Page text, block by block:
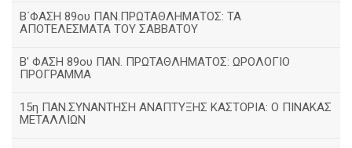
Β΄ΦΑΣΗ 89ου ΠΑΝ.ΠΡΩΤΑΘΛΗΜΑΤΟΣ: ΤΑ
ΑΠΟΤΕΛΕΣΜΑΤΑ ΤΟΥ ΣΑΒΒΑΤΟΥ
Β' ΦΑΣΗ 89ου ΠΑΝ. ΠΡΩΤΑΘΛΗΜΑΤΟΣ: ΩΡΟΛΟΓΙΟ
ΠΡΟΓΡΑΜΜΑ
15η ΠΑΝ.ΣΥΝΑΝΤΗΣΗ ΑΝΑΠΤΥΞΗΣ ΚΑΣΤΟΡΙΑ: Ο ΠΙΝΑΚΑΣ
ΜΕΤΑΛΛΙΩΝ